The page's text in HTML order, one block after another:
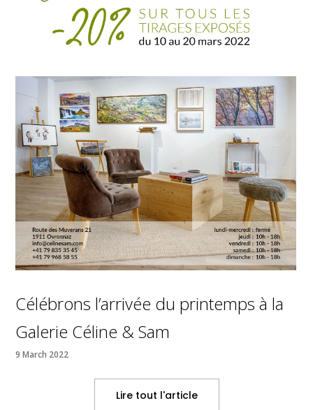
Célébrons l’arrivée du printemps à la
Galerie Céline & Sam
9 March 2022
Lire tout l'article